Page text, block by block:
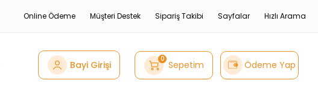
Online Ödeme Müşteri Destek Sipariş Takibi Sayfalar Hızlı Arama
Bayi Girişi 0 Sepetim Ödeme Yap